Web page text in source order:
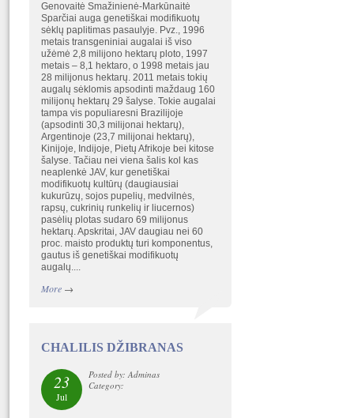
Genovaitė Smažinienė-Markūnaitė
Sparčiai auga genetiškai modifikuotų
sėklų paplitimas pasaulyje. Pvz., 1996
metais transgeniniai augalai iš viso
užėmė 2,8 milijono hektarų ploto, 1997
metais – 8,1 hektaro, o 1998 metais jau
28 milijonus hektarų. 2011 metais tokių
augalų sėklomis apsodinti maždaug 160
milijonų hektarų 29 šalyse. Tokie augalai
tampa vis populiaresni Brazilijoje
(apsodinti 30,3 milijonai hektarų),
Argentinoje (23,7 milijonai hektarų),
Kinijoje, Indijoje, Pietų Afrikoje bei kitose
šalyse. Tačiau nei viena šalis kol kas
neaplenkė JAV, kur genetiškai
modifikuotų kultūrų (daugiausiai
kukurūzų, sojos pupelių, medvilnės,
rapsų, cukrinių runkelių ir liucernos)
pasėlių plotas sudaro 69 milijonus
hektarų. Apskritai, JAV daugiau nei 60
proc. maisto produktų turi komponentus,
gautus iš genetiškai modifikuotų
augalų....
More→
CHALILIS DŽIBRANAS
23
Jul
Posted by: Adminas
Category: